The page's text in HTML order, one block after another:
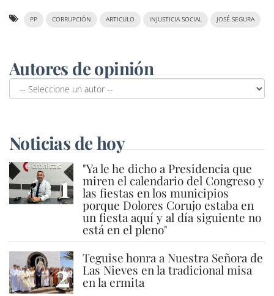
PP CORRUPCIÓN ARTICULO INJUSTICIA SOCIAL JOSÉ SEGURA
Autores de opinión
Noticias de hoy
1 "Ya le he dicho a Presidencia que
miren el calendario del Congreso y
las fiestas en los municipios
porque Dolores Corujo estaba en
un fiesta aquí y al día siguiente no
está en el pleno"
2 Teguise honra a Nuestra Señora de
Las Nieves en la tradicional misa
en la ermita